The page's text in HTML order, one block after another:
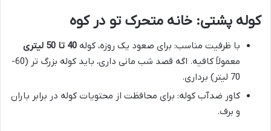
کوله پشتی: خانه متحرک تو در کوه
با ظرفیت مناسب: برای صعود یک روزه، کوله 40 تا 50 لیتری
معمولاً کافیه. اگه قصد شب مانی داری، باید کوله بزرگ تر (60-
70 لیتر) برداری.
کاور ضدآب کوله: برای محافظت از محتویات کوله در برابر باران
و برف.